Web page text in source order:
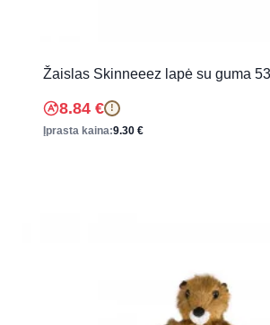
Žaislas Skinneeez lapė su guma
8.84 € !
Įprasta kaina:9.30 €